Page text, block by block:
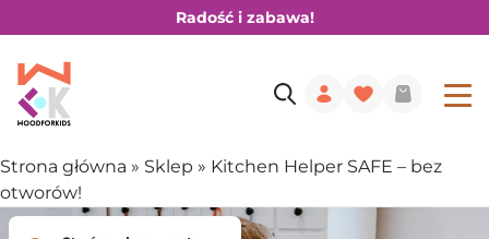
Radość i zabawa!
Strona główna » Sklep » Kitchen Helper SAFE – bez
otworów!